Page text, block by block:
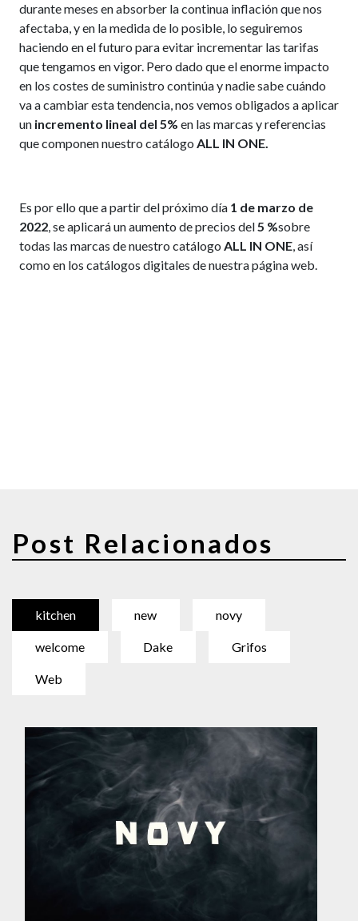
durante meses en absorber la continua inflación que nos
afectaba, y en la medida de lo posible, lo seguiremos
haciendo en el futuro para evitar incrementar las tarifas
que tengamos en vigor. Pero dado que el enorme impacto
en los costes de suministro continúa y nadie sabe cuándo
va a cambiar esta tendencia, nos vemos obligados a aplicar
un incremento lineal del 5% en las marcas y referencias
que componen nuestro catálogo ALL IN ONE.
Es por ello que a partir del próximo día 1 de marzo de
2022, se aplicará un aumento de precios del5 %sobre
todas las marcas de nuestro catálogo ALL IN ONE, así
como en los catálogos digitales de nuestra página web.
Post Relacionados
kitchen new novy
welcome Dake Grifos
Web